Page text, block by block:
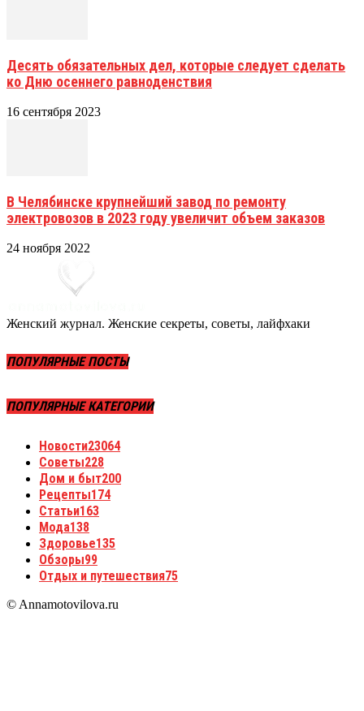
Десять обязательных дел, которые следует сделать
ко Дню осеннего равноденствия
16 сентября 2023
В Челябинске крупнейший завод по ремонту
электровозов в 2023 году увеличит объем заказов
24 ноября 2022
Женский журнал. Женские секреты, советы, лайфхаки
ПОПУЛЯРНЫЕ ПОСТЫ
ПОПУЛЯРНЫЕ КАТЕГОРИИ
Новости23064
Советы228
Дом и быт200
Рецепты174
Статьи163
Мода138
Здоровье135
Обзоры99
Отдых и путешествия75
© Annamotovilova.ru